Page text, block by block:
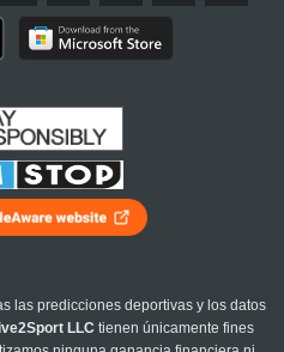
las predicciones deportivas y los datos
LLC tienen únicamente fines